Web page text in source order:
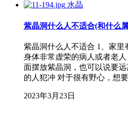
水晶
紫晶洞什么人不适合(和什么
紫晶洞什么人不适合 1、家里
身体非常虚荣的病人或者老
面摆放紫晶洞，也可以说要
的人犯冲 对于很有野心，想
2023年3月23日